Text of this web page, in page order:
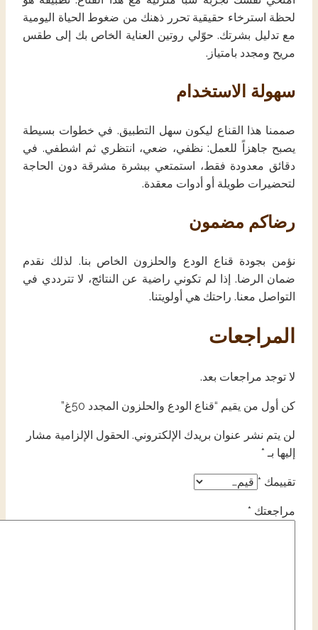
لحظة استرخاء حقيقية تحرر ذهنك من ضغوط الحياة اليومية
مع تدليل بشرتك. حوّلي روتين العناية الخاص بك إلى طقس
مريح ومجدد بامتياز.
سهولة الاستخدام
صممنا هذا القناع ليكون سهل التطبيق. في خطوات بسيطة
يصبح جاهزاً للعمل: نظفي، ضعي، انتظري ثم اشطفي. في
دقائق معدودة فقط، استمتعي ببشرة مشرقة دون الحاجة
لتحضيرات طويلة أو أدوات معقدة.
رضاكم مضمون
نؤمن بجودة قناع الودع والحلزون الخاص بنا. لذلك نقدم
ضمان الرضا. إذا لم تكوني راضية عن النتائج، لا تترددي في
التواصل معنا. راحتك هي أولويتنا.
المراجعات
لا توجد مراجعات بعد.
كن أول من يقيم “قناع الودع والحلزون المجدد 50غ”
لن يتم نشر عنوان بريدك الإلكتروني. الحقول الإلزامية مشار
إليها بـ *
تقييمك *
مراجعتك *